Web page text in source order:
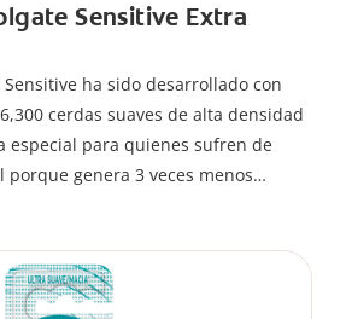
Sensitive Extra
ha sido desarrollado con
cerdas suaves de alta densidad
especial para quienes sufren de
genera 3 veces menos